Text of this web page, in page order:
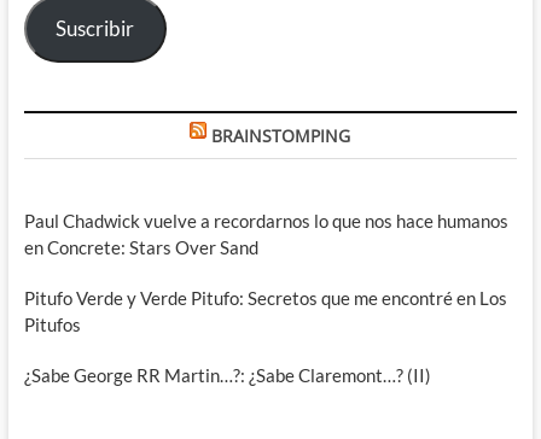
Suscribir
BRAINSTOMPING
Paul Chadwick vuelve a recordarnos lo que nos hace humanos
en Concrete: Stars Over Sand
Pitufo Verde y Verde Pitufo: Secretos que me encontré en Los
Pitufos
¿Sabe George RR Martin…?: ¿Sabe Claremont…? (II)